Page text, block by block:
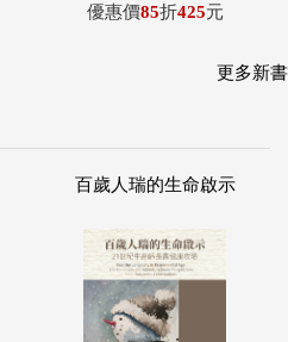
優惠價85折425元
更多新書
百歲人瑞的生命啟示